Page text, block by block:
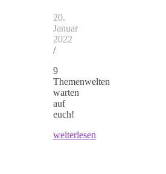
20.
Januar
2022
/
9
Themenwelten
warten
auf
euch!
weiterlesen